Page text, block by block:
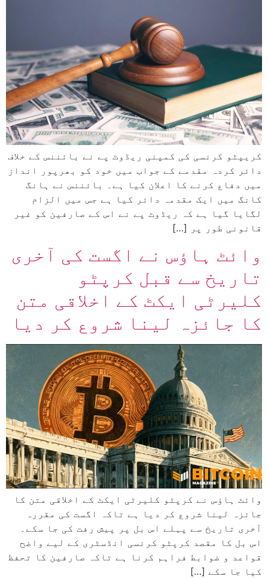
کریپٹو کرنسی کی کمپنی ریڈوٹ پے نے بائننس کے خلاف
دائر کردہ مقدمے کے جواب میں خود کو بھرپور انداز
میں دفاع کرنے کا اعلان کیا ہے۔ بائننس نے ہانگ
کانگ میں ایک مقدمہ دائر کیا ہے جس میں الزام
لگایا گیا ہے کہ ریڈوٹ پے نے اس کے صارفین کو غیر
قانونی طور پر […]
وائٹ ہاؤس نے اگست کی آخری
تاریخ سے قبل کرپٹو
کلیرٹی ایکٹ کے اخلاقی متن
کا جائزہ لینا شروع کر دیا
وائٹ ہاؤس نے کرپٹو کلیرٹی ایکٹ کے اخلاقی متن کا
جائزہ لینا شروع کر دیا ہے تاکہ اگست کی مقررہ
آخری تاریخ سے پہلے اس بل پر پیش رفت کی جا سکے۔
اس بل کا مقصد کرپٹو کرنسی انڈسٹری کے لیے واضح
قواعد و ضوابط فراہم کرنا ہے تاکہ صارفین کا تحفظ
کیا جا سکے […]